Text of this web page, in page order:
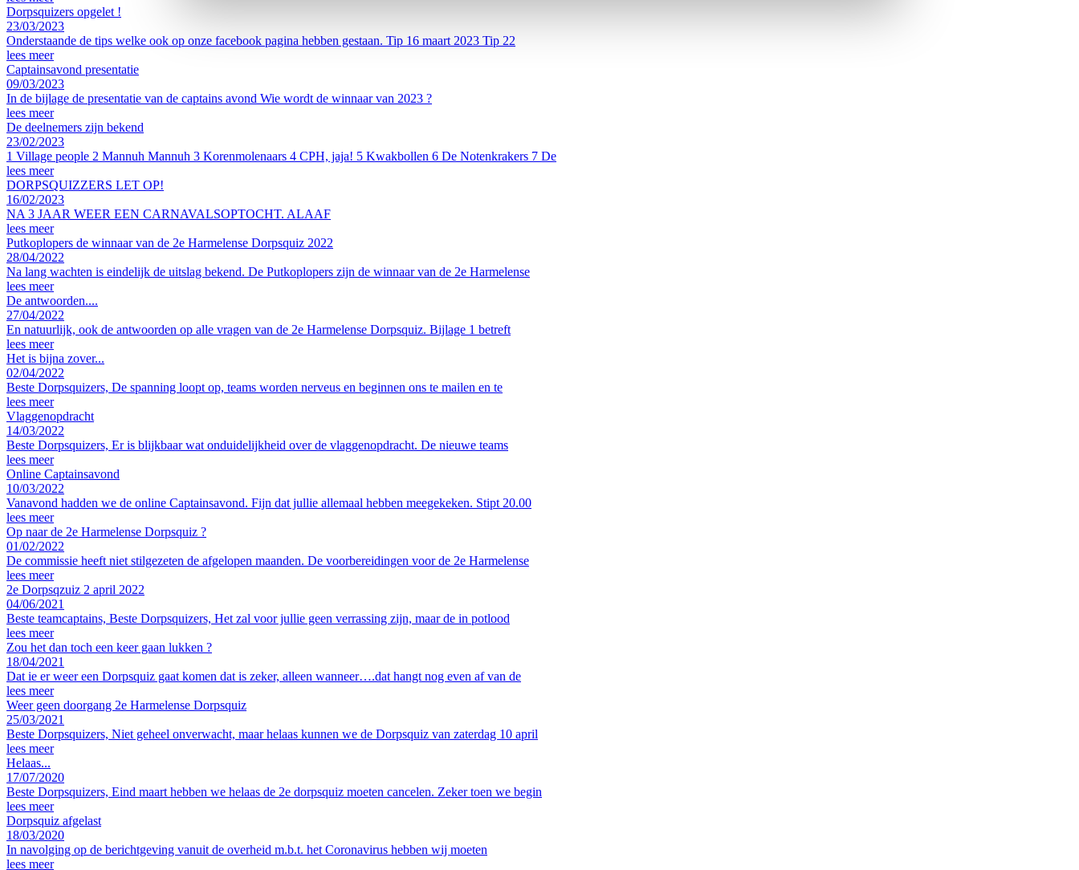
Dorpsquizers opgelet !
23/03/2023
Onderstaande de tips welke ook op onze facebook pagina hebben gestaan. Tip 16 maart 2023 Tip 22
lees meer
Captainsavond presentatie
09/03/2023
In de bijlage de presentatie van de captains avond Wie wordt de winnaar van 2023 ?
lees meer
De deelnemers zijn bekend
23/02/2023
1 Village people 2 Mannuh Mannuh 3 Korenmolenaars 4 CPH, jaja! 5 Kwakbollen 6 De Notenkrakers 7 De
lees meer
DORPSQUIZZERS LET OP!
16/02/2023
NA 3 JAAR WEER EEN CARNAVALSOPTOCHT. ALAAF
lees meer
Putkoplopers de winnaar van de 2e Harmelense Dorpsquiz 2022
28/04/2022
Na lang wachten is eindelijk de uitslag bekend. De Putkoplopers zijn de winnaar van de 2e Harmelense
lees meer
De antwoorden....
27/04/2022
En natuurlijk, ook de antwoorden op alle vragen van de 2e Harmelense Dorpsquiz. Bijlage 1 betreft
lees meer
Het is bijna zover...
02/04/2022
Beste Dorpsquizers, De spanning loopt op, teams worden nerveus en beginnen ons te mailen en te
lees meer
Vlaggenopdracht
14/03/2022
Beste Dorpsquizers, Er is blijkbaar wat onduidelijkheid over de vlaggenopdracht. De nieuwe teams
lees meer
Online Captainsavond
10/03/2022
Vanavond hadden we de online Captainsavond. Fijn dat jullie allemaal hebben meegekeken. Stipt 20.00
lees meer
Op naar de 2e Harmelense Dorpsquiz ?
01/02/2022
De commissie heeft niet stilgezeten de afgelopen maanden. De voorbereidingen voor de 2e Harmelense
lees meer
2e Dorpsqzuiz 2 april 2022
04/06/2021
Beste teamcaptains, Beste Dorpsquizers, Het zal voor jullie geen verrassing zijn, maar de in potlood
lees meer
Zou het dan toch een keer gaan lukken ?
18/04/2021
Dat ie er weer een Dorpsquiz gaat komen dat is zeker, alleen wanneer….dat hangt nog even af van de
lees meer
Weer geen doorgang 2e Harmelense Dorpsquiz
25/03/2021
Beste Dorpsquizers, Niet geheel onverwacht, maar helaas kunnen we de Dorpsquiz van zaterdag 10 april
lees meer
Helaas...
17/07/2020
Beste Dorpsquizers, Eind maart hebben we helaas de 2e dorpsquiz moeten cancelen. Zeker toen we begin
lees meer
Dorpsquiz afgelast
18/03/2020
In navolging op de berichtgeving vanuit de overheid m.b.t. het Coronavirus hebben wij moeten
lees meer